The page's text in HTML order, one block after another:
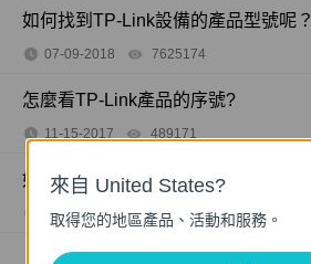
如何找到TP-Link設備的產品型號呢？
07-09-2018 7625174
怎麼看TP-Link產品的序號?
11-15-2017 489171
如何查看 TP-Link 產品的硬體版本？
11-04-2011 25765498views
來自 United States?
取得您的地區產品、活動和服務。